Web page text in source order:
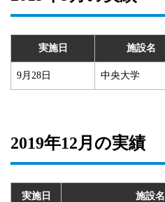
実施日 施設名
9月28日 中央大学
2019年12月の実績
実施日 施設名